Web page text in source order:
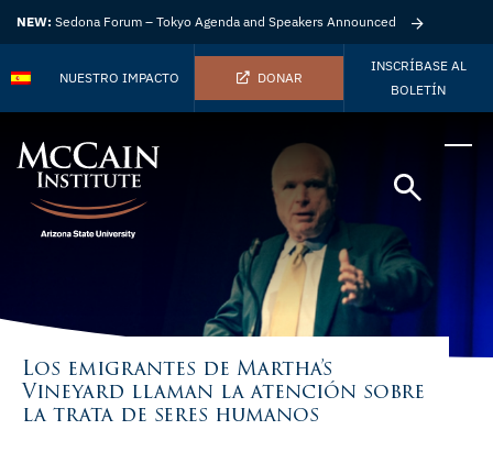
NEW: Sedona Forum – Tokyo Agenda and Speakers Announced
NUESTRO IMPACTO DONAR
INSCRÍBASE AL
BOLETÍN
Los emigrantes de Martha’s
Vineyard llaman la atención sobre
la trata de seres humanos